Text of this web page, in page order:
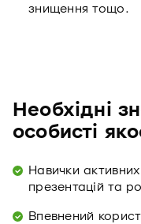
знищення тощо.
Необхідні
особисті
Навички
презентацій та
Впевнений